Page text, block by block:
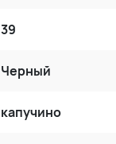
39
Черный
капучино